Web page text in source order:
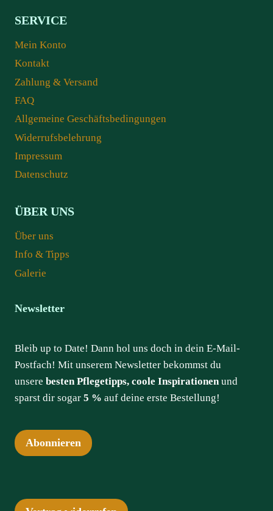
SERVICE
Mein Konto
Kontakt
Zahlung & Versand
FAQ
Allgemeine Geschäftsbedingungen
Widerrufsbelehrung
Impressum
Datenschutz
ÜBER UNS
Über uns
Info & Tipps
Galerie
Newsletter
Bleib up to Date! Dann hol uns doch in dein E-Mail-
Postfach! Mit unserem Newsletter bekommst du
unsere besten Pflegetipps, coole Inspirationenund
sparst dir sogar 5 % auf deine erste Bestellung!
Abonnieren